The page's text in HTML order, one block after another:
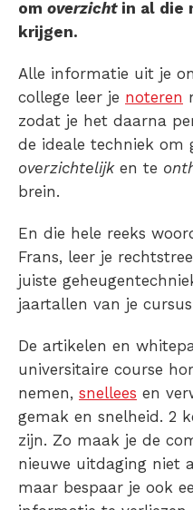
om overzichtin al die
krijgen.
Alle informatie uit je
college leer je noteren
zodat je het daarna
de ideale techniek om
overzichtelijken te
brein.
En die hele reeks
Frans, leer je
juiste
jaartallen van je
De artikelen en
universitaire course
nemen, snellees en
gemak en snelheid. 2
zijn. Zo maak je de
nieuwe uitdaging niet
maar bespaar je ook